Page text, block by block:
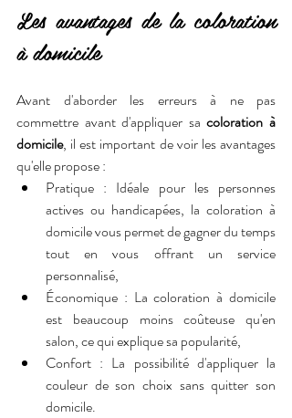
Les avantages de la coloration
à domicile
Avant d'aborder les erreurs à ne pas
commettre avant d'appliquer sa coloration à
domicile, il est important de voir les avantages
qu'elle propose :
Pratique : Idéale pour les personnes
actives ou handicapées, la coloration à
domicile vous permet de gagner du temps
tout en vous offrant un service
personnalisé,
Économique : La coloration à domicile
est beaucoup moins coûteuse qu'en
salon, ce qui explique sa popularité,
Confort : La possibilité d'appliquer la
couleur de son choix sans quitter son
domicile.